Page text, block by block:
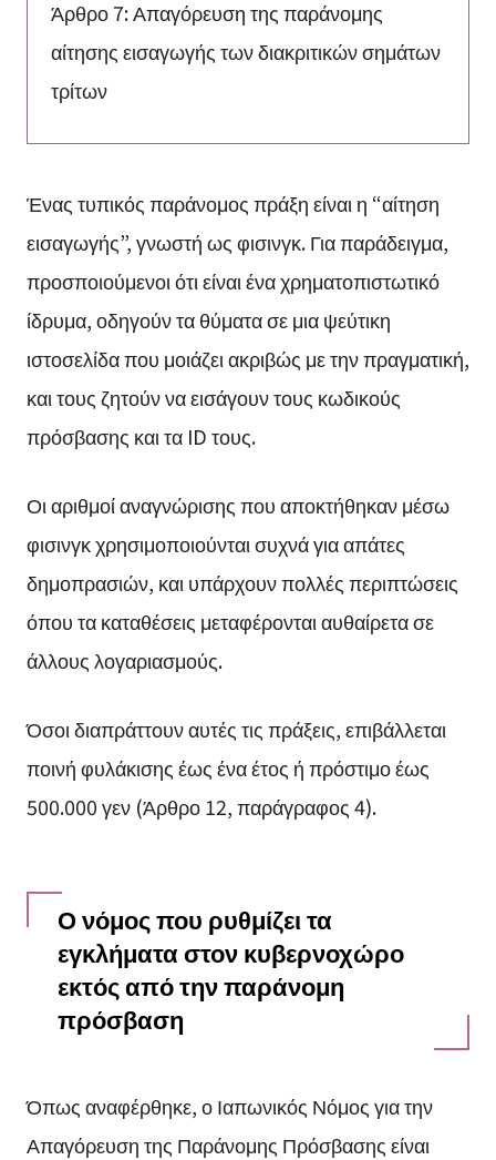
Άρθρο 7: Απαγόρευση της παράνομης
αίτησης εισαγωγής των διακριτικών σημάτων
τρίτων
Ένας τυπικός παράνομος πράξη είναι η “αίτηση
εισαγωγής”, γνωστή ως φισινγκ. Για παράδειγμα,
προσποιούμενοι ότι είναι ένα χρηματοπιστωτικό
ίδρυμα, οδηγούν τα θύματα σε μια ψεύτικη
ιστοσελίδα που μοιάζει ακριβώς με την πραγματική,
και τους ζητούν να εισάγουν τους κωδικούς
πρόσβασης και τα ID τους.
Οι αριθμοί αναγνώρισης που αποκτήθηκαν μέσω
φισινγκ χρησιμοποιούνται συχνά για απάτες
δημοπρασιών, και υπάρχουν πολλές περιπτώσεις
όπου τα καταθέσεις μεταφέρονται αυθαίρετα σε
άλλους λογαριασμούς.
Όσοι διαπράττουν αυτές τις πράξεις, επιβάλλεται
ποινή φυλάκισης έως ένα έτος ή πρόστιμο έως
500.000 γεν (Άρθρο 12, παράγραφος 4).
Ο νόμος που ρυθμίζει τα
εγκλήματα στον κυβερνοχώρο
εκτός από την παράνομη
πρόσβαση
Όπως αναφέρθηκε, ο Ιαπωνικός Νόμος για την
Απαγόρευση της Παράνομης Πρόσβασης είναι